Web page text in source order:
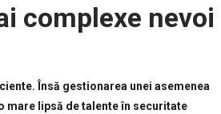
complexe nevoi
Însă gestionarea unei asemenea
mare lipsă de talente în securitate